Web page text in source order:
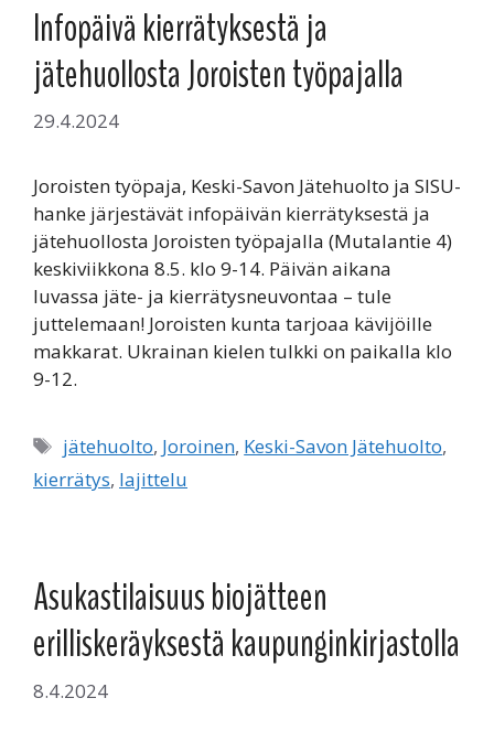
Infopäivä kierrätyksestä ja
jätehuollosta Joroisten työpajalla
29.4.2024
Joroisten työpaja, Keski-Savon Jätehuolto ja SISU-
hanke järjestävät infopäivän kierrätyksestä ja
jätehuollosta Joroisten työpajalla (Mutalantie 4)
keskiviikkona 8.5. klo 9-14. Päivän aikana
luvassa jäte- ja kierrätysneuvontaa – tule
juttelemaan! Joroisten kunta tarjoaa kävijöille
makkarat. Ukrainan kielen tulkki on paikalla klo
9-12.
Avainsanat
jätehuolto, Joroinen, Keski-Savon Jätehuolto,
kierrätys, lajittelu
Asukastilaisuus biojätteen
erilliskeräyksestä kaupunginkirjastolla
8.4.2024